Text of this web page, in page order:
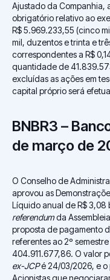
Ajustado da Companhia,
obrigatório relativo ao
R$ 5.969.233,55 (cinco
mil, duzentos e trinta e
correspondentes a R$
quantidade de
excluídas as ações em
capital próprio será
BNBR3 –
de março de
O Conselho de
aprovou as
Líquido anual de R$ 3,08
referendumda
proposta de pagamento
referentes ao 2º
404.911.677,86. O valor
ex-JCPé 24/03/2026, e o